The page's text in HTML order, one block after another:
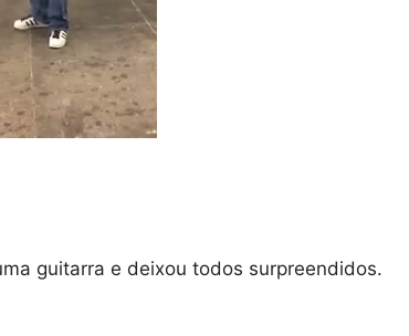
guitarra e deixou todos surpreendidos.